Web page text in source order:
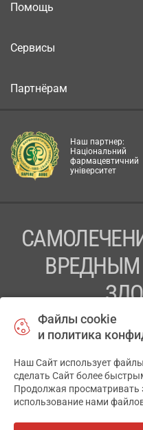
Помощь
Сервисы
Партнёрам
Наш партнер:
Національний
фармацевтичний
університет
ВРЕДНЫМ
ПЕРЕД
ТОВ «АПТЕКА
Отказ от
Файлы cookie
и политика
Наш Сайт использует
сделать Сайт более
Продолжая просматривать
использование нами